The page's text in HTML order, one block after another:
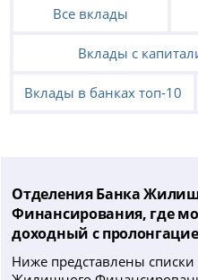
Все вклады
Вклады с
Вклады в банках топ-10
Отделения Банка
Финансирования, где
доходный с
Ниже представлены